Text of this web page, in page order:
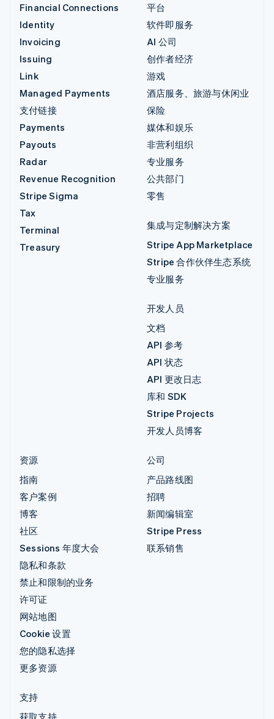
Financial Connections
Identity
Invoicing
Issuing
Link
Managed Payments
支付链接
Payments
Payouts
Radar
Revenue Recognition
Stripe Sigma
Tax
Terminal
Treasury
平台
软件即服务
AI 公司
创作者经济
游戏
酒店服务、旅游与休闲业
保险
媒体和娱乐
非营利组织
专业服务
公共部门
零售
集成与定制解决方案
Stripe App Marketplace
Stripe 合作伙伴生态系统
专业服务
开发人员
文档
API 参考
API 状态
API 更改日志
库和 SDK
Stripe Projects
开发人员博客
资源
指南
客户案例
博客
社区
Sessions 年度大会
隐私和条款
禁止和限制的业务
许可证
网站地图
Cookie 设置
您的隐私选择
更多资源
公司
产品路线图
招聘
新闻编辑室
Stripe Press
联系销售
支持
获取支持